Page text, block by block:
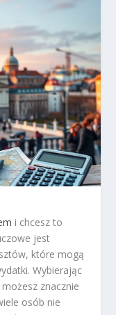
i chcesz to
jest
które mogą
Wybierając
znacznie
osób nie